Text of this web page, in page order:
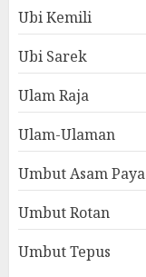
Ubi Kemili
Ubi Sarek
Ulam Raja
Ulam-Ulaman
Umbut Asam Paya
Umbut Rotan
Umbut Tepus